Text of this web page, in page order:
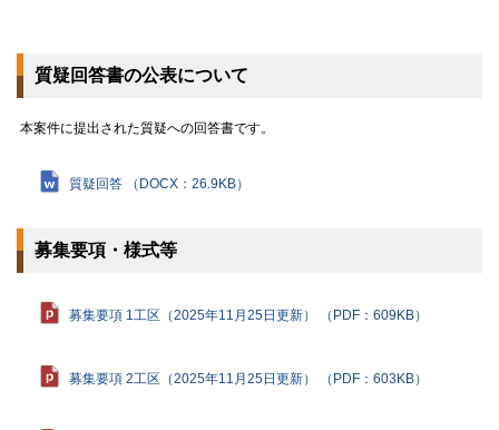
質疑回答書の公表について
本案件に提出された質疑への回答書です。
質疑回答 （DOCX：26.9KB）
募集要項・様式等
募集要項 1工区（2025年11月25日更新） （PDF：609KB）
募集要項 2工区（2025年11月25日更新） （PDF：603KB）